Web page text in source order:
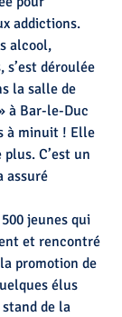
addictions.
alcool,
s’est déroulée
la salle de
à Bar-le-Duc
à minuit ! Elle
C’est un
assuré
jeunes qui
et rencontré
promotion de
élus
de la